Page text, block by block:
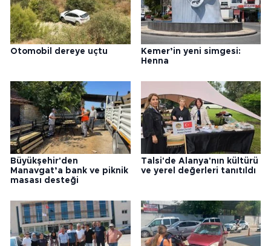
Otomobil dereye uçtu
Kemer’in yeni simgesi:
Henna
Büyükşehir'den
Manavgat’a bank ve piknik
masası desteği
Talsi'de Alanya'nın kültürü
ve yerel değerleri tanıtıldı